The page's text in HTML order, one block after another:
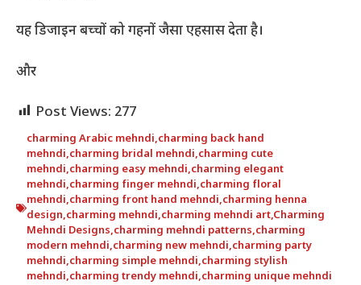
यह डिजाइन बच्चों को गहनों जैसा एहसास देता है।
और
Post Views: 277
charming Arabic mehndi,charming back hand
mehndi,charming bridal mehndi,charming cute
mehndi,charming easy mehndi,charming elegant
mehndi,charming finger mehndi,charming floral
mehndi,charming front hand mehndi,charming henna
design,charming mehndi,charming mehndi art,Charming
Mehndi Designs,charming mehndi patterns,charming
modern mehndi,charming new mehndi,charming party
mehndi,charming simple mehndi,charming stylish
mehndi,charming trendy mehndi,charming unique mehndi